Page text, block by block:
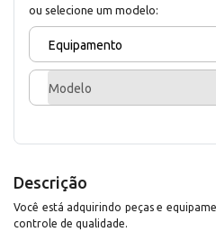
ou selecione um modelo:
Equipamento
Modelo
Descrição
Você está adquirindo peças e
controle de qualidade.